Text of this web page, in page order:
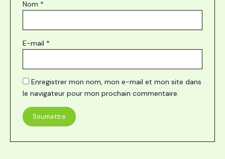
Nom *
E-mail *
Enregistrer mon nom, mon e-mail et mon site dans
le navigateur pour mon prochain commentaire.